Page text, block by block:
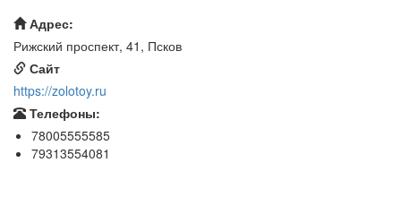
Адрес:
Рижский проспект, 41, Псков
Сайт
https://zolotoy.ru
Телефоны:
78005555585
79313554081